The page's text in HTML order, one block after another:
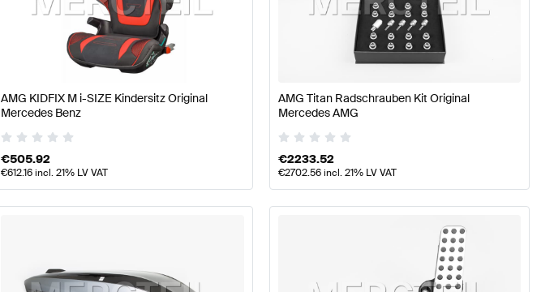
AMG KIDFIX M i-SIZE Kindersitz Original
Mercedes Benz
€505.92
€612.16incl. 21% LV VAT
AMG Titan Radschrauben Kit Original
Mercedes AMG
€2233.52
€2702.56incl. 21% LV VAT